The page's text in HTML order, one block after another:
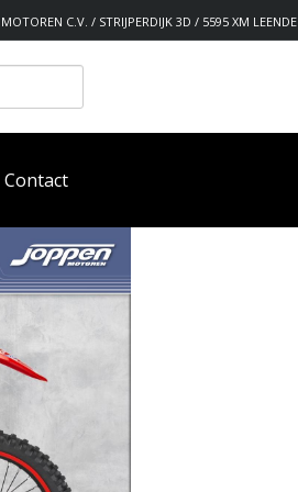
C.V. / STRIJPERDIJK 3D / 5595 XM LEENDE
Contact